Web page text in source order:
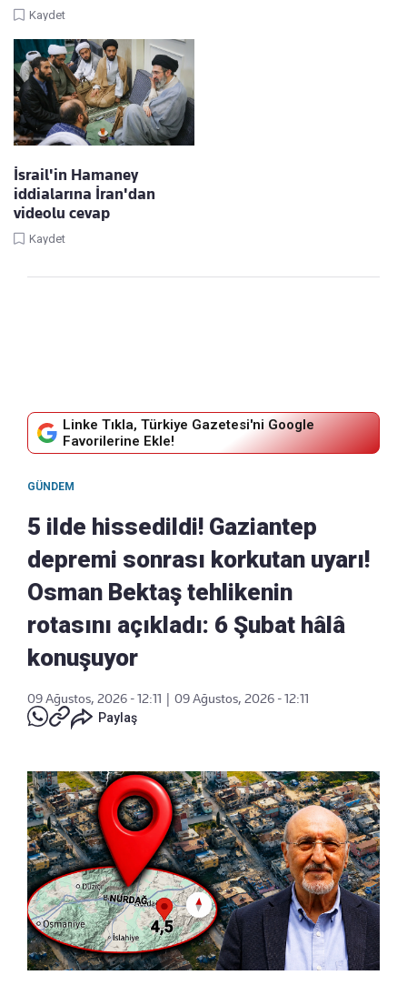
Kaydet
İsrail'in Hamaney
iddialarına İran'dan
videolu cevap
Kaydet
Linke Tıkla, Türkiye Gazetesi'ni Google
Favorilerine Ekle!
GÜNDEM
5 ilde hissedildi! Gaziantep
depremi sonrası korkutan uyarı!
Osman Bektaş tehlikenin
rotasını açıkladı: 6 Şubat hâlâ
konuşuyor
09 Ağustos, 2026 - 12:11
09 Ağustos, 2026 - 12:11
Paylaş